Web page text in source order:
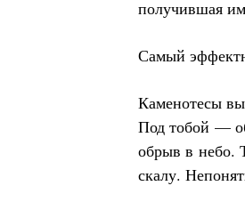
получившая
Самый
Каменотесы
Под тобой —
обрыв в небо.
скалу.